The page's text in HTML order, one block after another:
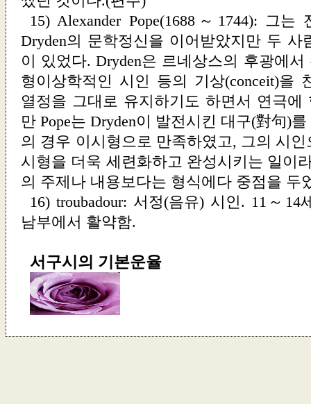
15) Alexander Pope(1688～1744): 그는
Dryden의 문학정신을 이어받았지만 두
이 있었다. Dryden은 르네상스의 후광에
형이상학적인 시인 등의 기상(conceit)을
열정을 그대로 유지하기도 하면서 연극에
만 Pope는 Dryden이 발전시킨 대구(對句)
의 경우 이시형으로 만족하였고, 그의 시
시형을 더욱 세련화하고 완성시키는 일이
의 주제나 내용보다는 형식에다 중점을 두
16) troubadour: 서정(음유) 시인. 11～
남부에서 활약함.
서구시의 기본운율